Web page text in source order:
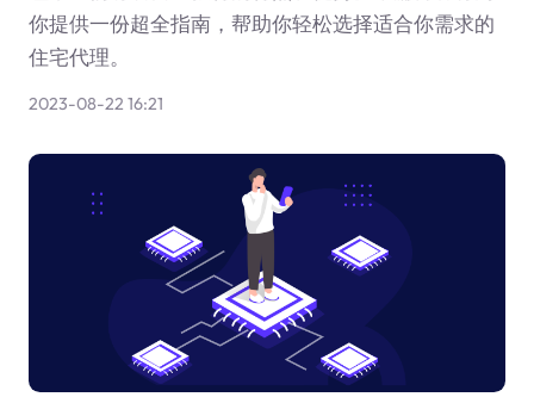
你提供一份超全指南，帮助你轻松选择适合你需求的
住宅代理。
2023-08-22 16:21